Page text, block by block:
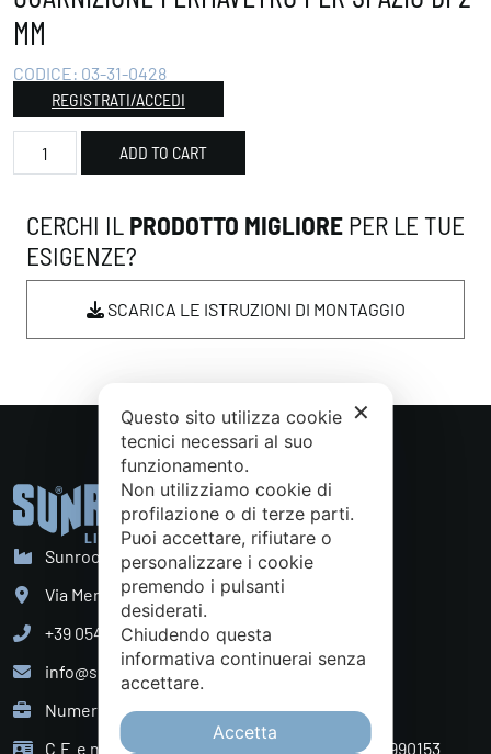
MM
CODICE: 03-31-0428
REGISTRATI/ACCEDI
Guarnizione fermavetro per spazio di 2 mm quantity
ADD TO CART
CERCHI IL PRODOTTO MIGLIORE PER LE TUE
ESIGENZE?
SCARICA LE ISTRUZIONI DI MONTAGGIO
Sunroom S.p.A. - Sede Legale
Via Mercadante, 10 Cattolica (RN) - Italy
+39 0541 834011
info@sunroom.it
Numero REA RN - 225109
C.F. e nr. iscrizione al Registro Imprese 07879990153
✕
Questo sito utilizza cookie
tecnici necessari al suo
funzionamento.
Non utilizziamo cookie di
profilazione o di terze parti.
Puoi accettare, rifiutare o
personalizzare i cookie
premendo i pulsanti
desiderati.
Chiudendo questa
informativa continuerai senza
accettare.
Accetta